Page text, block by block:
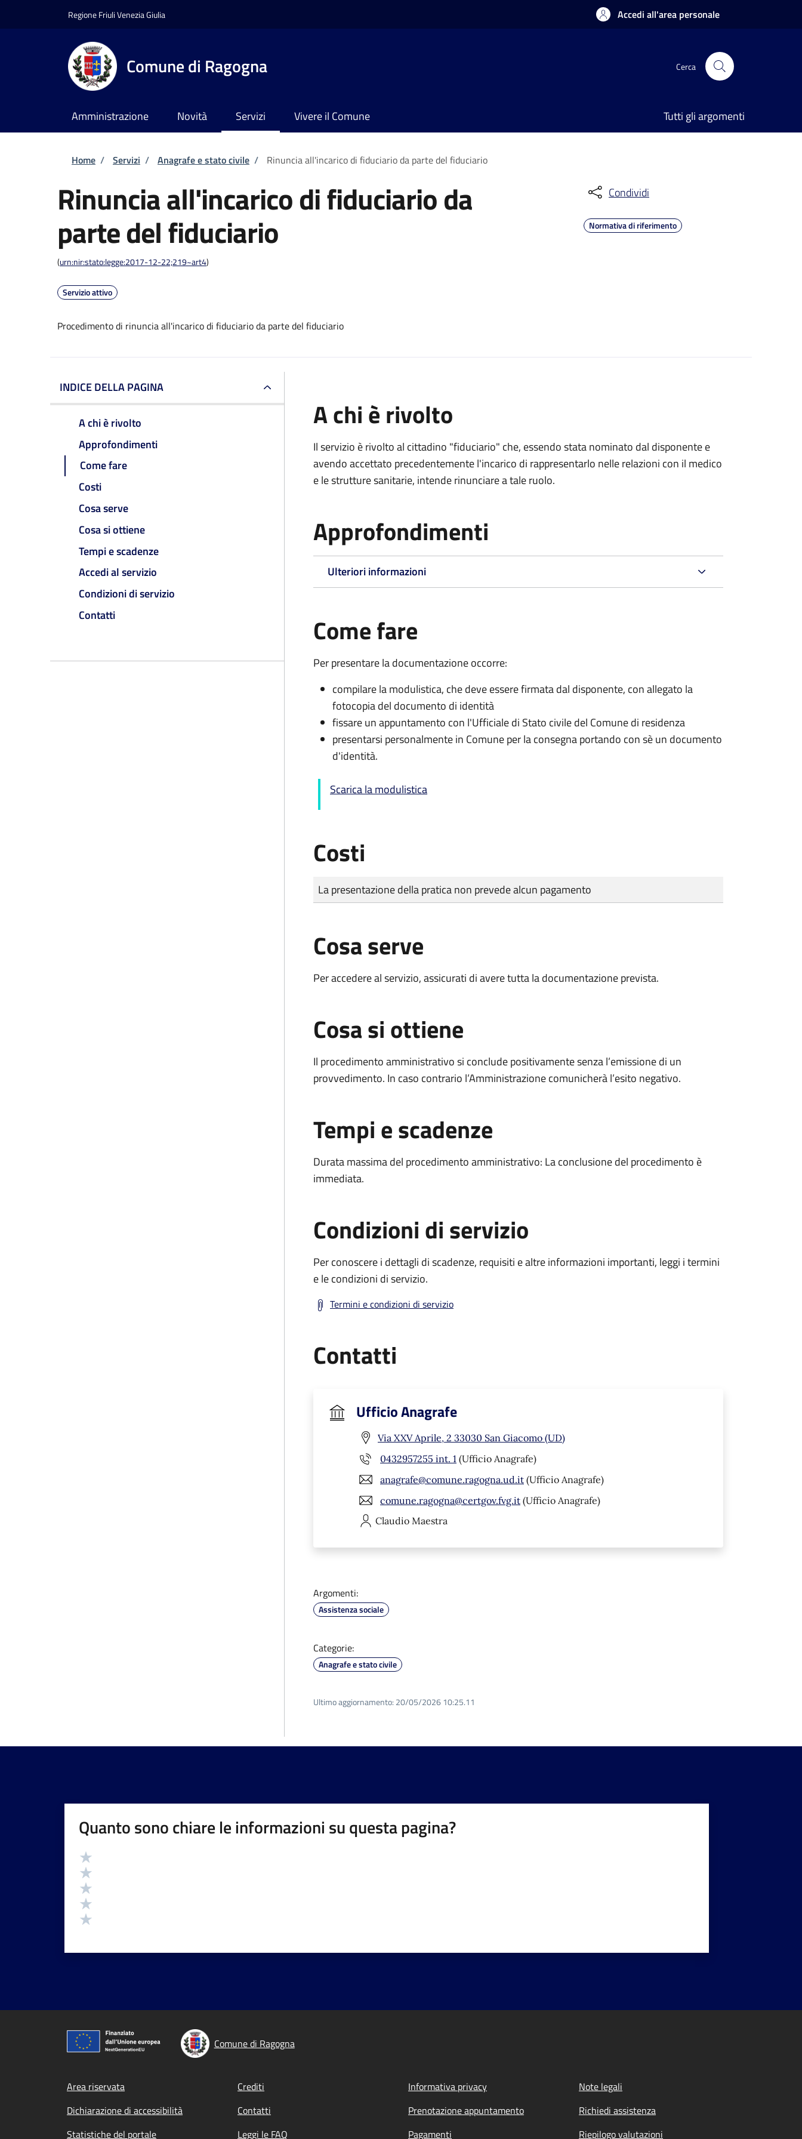
Regione Friuli Venezia Giulia Accedi all'area personale
Comune di Ragogna Cerca
Amministrazione Novità Servizi Vivere il Comune Tutti gli argomenti
Briciole di pane
Home / Servizi / Anagrafe e stato civile / Rinuncia all'incarico di fiduciario da parte del fiduciario
Rinuncia all'incarico di fiduciario da
parte del fiduciario
(urn:nir:stato:legge:2017-12-22;219~art4)
Servizio attivo
Procedimento di rinuncia all'incarico di fiduciario da parte del fiduciario
Condividi
Normativa di riferimento
INDICE DELLA PAGINA
A chi è rivolto
Approfondimenti
Come fare
Costi
Cosa serve
Cosa si ottiene
Tempi e scadenze
Accedi al servizio
Condizioni di servizio
Contatti
A chi è rivolto
Il servizio è rivolto al cittadino "fiduciario" che, essendo stata nominato dal disponente e
avendo accettato precedentemente l'incarico di rappresentarlo nelle relazioni con il medico
e le strutture sanitarie, intende rinunciare a tale ruolo.
Approfondimenti
Ulteriori informazioni
Come fare
Per presentare la documentazione occorre:
compilare la modulistica, che deve essere firmata dal disponente, con allegato la
fotocopia del documento di identità
fissare un appuntamento con l'Ufficiale di Stato civile del Comune di residenza
presentarsi personalmente in Comune per la consegna portando con sè un documento
d'identità.
Scarica la modulistica
Costi
Tipo di pagamento
Importo
La presentazione della pratica non prevede alcun pagamento
Cosa serve
Per accedere al servizio, assicurati di avere tutta la documentazione prevista.
Cosa si ottiene
Il procedimento amministrativo si conclude positivamente senza l’emissione di un
provvedimento. In caso contrario l’Amministrazione comunicherà l’esito negativo.
Tempi e scadenze
Durata massima del procedimento amministrativo: La conclusione del procedimento è
immediata.
Condizioni di servizio
Per conoscere i dettagli di scadenze, requisiti e altre informazioni importanti, leggi i termini
e le condizioni di servizio.
Termini e condizioni di servizio
Contatti
Ufficio Anagrafe
Via XXV Aprile, 2 33030 San Giacomo (UD)
0432957255 int. 1 (Ufficio Anagrafe)
anagrafe@comune.ragogna.ud.it (Ufficio Anagrafe)
comune.ragogna@certgov.fvg.it (Ufficio Anagrafe)
Claudio Maestra
Argomenti:
Assistenza sociale
Categorie:
Anagrafe e stato civile
Ultimo aggiornamento: 20/05/2026 10:25.11
Quanto sono chiare le informazioni su questa pagina?
Valutazione
Comune di Ragogna
Footer menu
Area riservata Crediti Informativa privacy
Note legali
Dichiarazione di accessibilità
Contatti Prenotazione appuntamento
Richiedi assistenza
Statistiche del portale
Leggi le FAQ Pagamenti Riepilogo valutazioni